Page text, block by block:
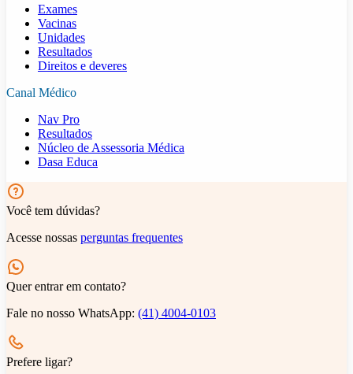
Exames
Vacinas
Unidades
Resultados
Direitos e deveres
Canal Médico
Nav Pro
Resultados
Núcleo de Assessoria Médica
Dasa Educa
Você tem dúvidas?
Acesse nossas perguntas frequentes
Quer entrar em contato?
Fale no nosso WhatsApp: (41) 4004-0103
Prefere ligar?